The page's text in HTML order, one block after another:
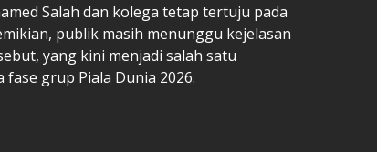
Salah dan kolega tetap tertuju pada
publik masih menunggu kejelasan
yang kini menjadi salah satu
grup Piala Dunia 2026.